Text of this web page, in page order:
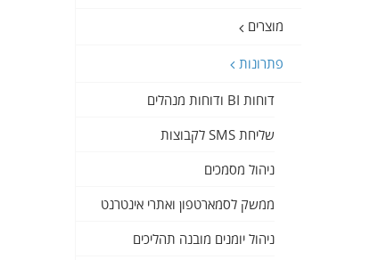
מוצרים
פתרונות
דוחות BI ודוחות מנהלים
שליחת SMS לקבוצות
ניהול מסמכים
ממשק לסמארטפון ואתרי אינטרנט
ניהול יומנים מובנה תהליכים